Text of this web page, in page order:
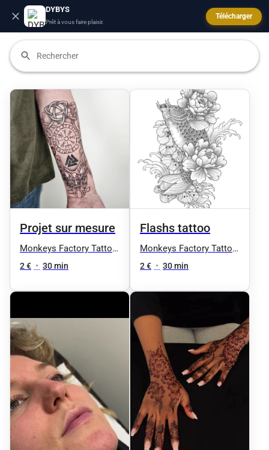
DYBYS
Prêt à vous faire plaisir.
Télécharger
Projet sur mesure
Monkeys Factory Tattoo
& Art
2 € • 30 min
Flashs tattoo
Monkeys Factory Tattoo
& Art
2 € • 30 min